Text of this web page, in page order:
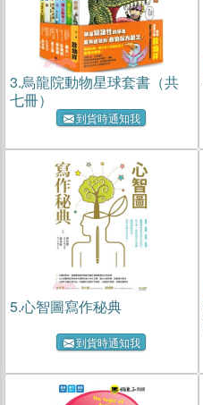
3.烏龍院動物星球套書（共
七冊）
到貨時通知我
5.心智圖寫作秘典
到貨時通知我